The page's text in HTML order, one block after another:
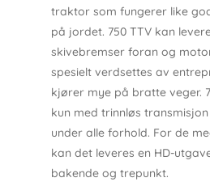
traktor som fungerer like
på jordet. 750 TTV kan
skivebremser foran og
spesielt verdsettes av
kjører mye på bratte veger.
kun med trinnløs
under alle forhold. For de
kan det leveres en HD-
bakende og trepunkt.